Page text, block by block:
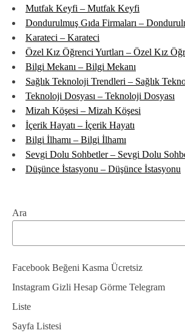
Mutfak Keyfi – Mutfak Keyfi
Dondurulmuş Gıda Firmaları –
Karateci – Karateci
Özel Kız Öğrenci Yurtları – Özel Kız
Bilgi Mekanı – Bilgi Mekanı
Sağlık Teknoloji Trendleri – Sağlık
Teknoloji Dosyası – Teknoloji Dosyası
Mizah Köşesi – Mizah Köşesi
İçerik Hayatı – İçerik Hayatı
Bilgi İlhamı – Bilgi İlhamı
Sevgi Dolu Sohbetler – Sevgi Dolu
Düşünce İstasyonu – Düşünce İstasyonu
Ara
Facebook Beğeni Kasma Ücretsiz
Instagram Gizli Hesap Görme Telegram
Liste
Sayfa Listesi